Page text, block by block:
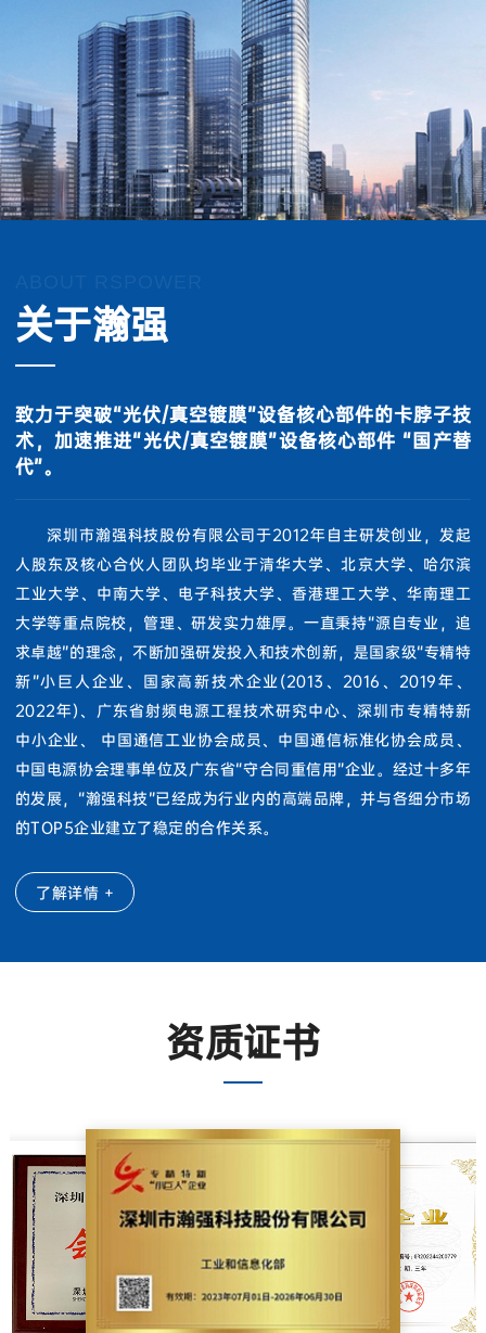
关于瀚强
致力于突破“光伏/真空镀膜”设备核心部件的卡脖子技
术，加速推进“光伏/真空镀膜”设备核心部件 “国产替
代”。
深圳市瀚强科技股份有限公司于2012年自主研发创业，发起
人股东及核心合伙人团队均毕业于清华大学、北京大学、哈尔滨
工业大学、中南大学、电子科技大学、香港理工大学、华南理工
大学等重点院校，管理、研发实力雄厚。一直秉持“源自专业，追
求卓越”的理念，不断加强研发投入和技术创新，是国家级“专精特
新”小巨人企业、国家高新技术企业(2013、2016、2019年、
2022年)、广东省射频电源工程技术研究中心、深圳市专精特新
中小企业、 中国通信工业协会成员、中国通信标准化协会成员、
中国电源协会理事单位及广东省“守合同重信用”企业。经过十多年
的发展，“瀚强科技”已经成为行业内的高端品牌，并与各细分市场
的TOP5企业建立了稳定的合作关系。
了解详情 +
资质证书